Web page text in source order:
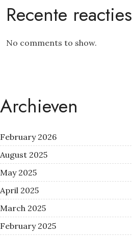
Recente reacties
No comments to show.
Archieven
February 2026
August 2025
May 2025
April 2025
March 2025
February 2025